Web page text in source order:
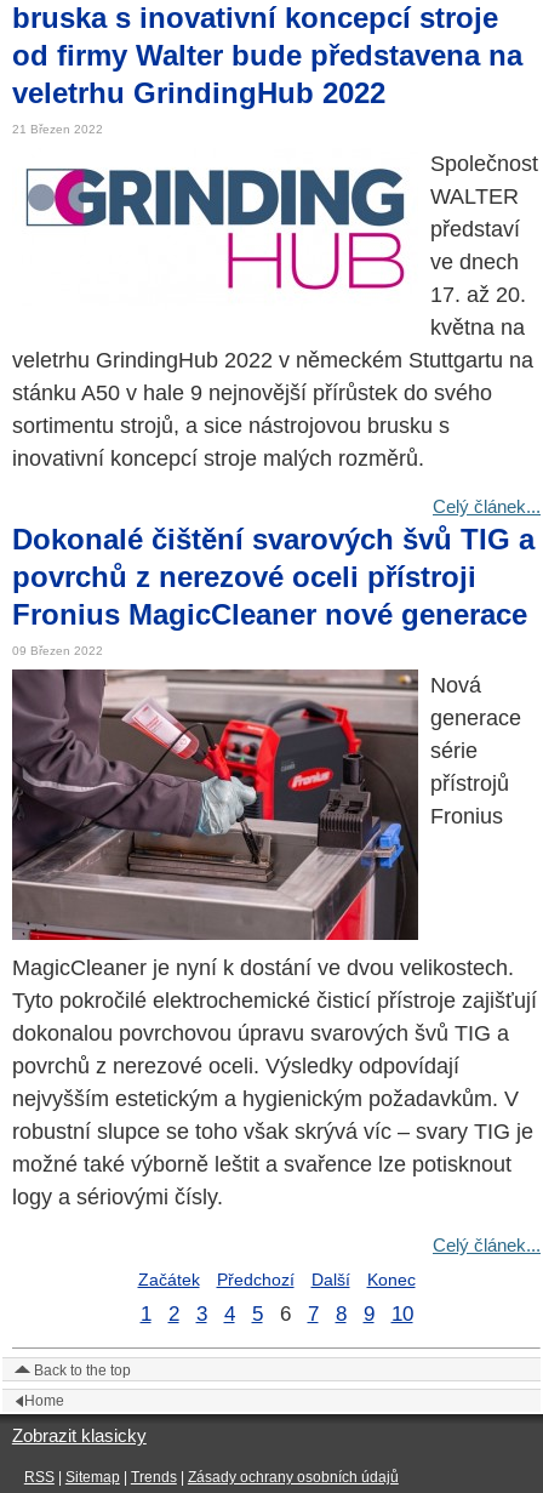
bruska s inovativní koncepcí stroje
od firmy Walter bude představena na
veletrhu GrindingHub 2022
21 Březen 2022
Společnost
WALTER
představí
ve dnech
17. až 20.
května na
veletrhu GrindingHub 2022 v německém Stuttgartu na
stánku A50 v hale 9 nejnovější přírůstek do svého
sortimentu strojů, a sice nástrojovou brusku s
inovativní koncepcí stroje malých rozměrů.
Celý článek...
Dokonalé čištění svarových švů TIG a
povrchů z nerezové oceli přístroji
Fronius MagicCleaner nové generace
09 Březen 2022
Nová
generace
série
přístrojů
Fronius
MagicCleaner je nyní k dostání ve dvou velikostech.
Tyto pokročilé elektrochemické čisticí přístroje zajišťují
dokonalou povrchovou úpravu svarových švů TIG a
povrchů z nerezové oceli. Výsledky odpovídají
nejvyšším estetickým a hygienickým požadavkům. V
robustní slupce se toho však skrývá víc – svary TIG je
možné také výborně leštit a svařence lze potisknout
logy a sériovými čísly.
Celý článek...
Začátek Předchozí Další Konec
1 2 3 4 5 6 7 8 9 10
Back to the top
Home
Zobrazit klasicky
RSS| Sitemap| Trends| Zásady ochrany osobních údajů